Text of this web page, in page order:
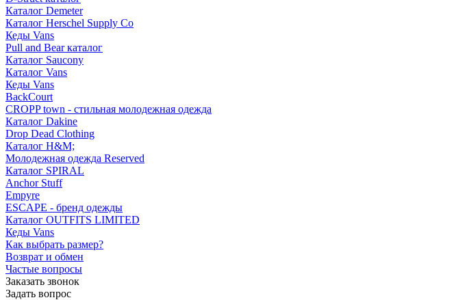
Каталог Demeter
Каталог Herschel Supply Co
Кеды Vans
Pull and Bear каталог
Каталог Saucony
Каталог Vans
Кеды Vans
BackCourt
CROPP town - стильная молодежная одежда
Каталог Dakine
Drop Dead Clothing
Каталог H&M;
Молодежная одежда Reserved
Каталог SPIRAL
Anchor Stuff
Empyre
ESCAPE - бренд одежды
Каталог OUTFITS LIMITED
Кеды Vans
Как выбрать размер?
Возврат и обмен
Частые вопросы
Заказать звонок
Задать вопрос